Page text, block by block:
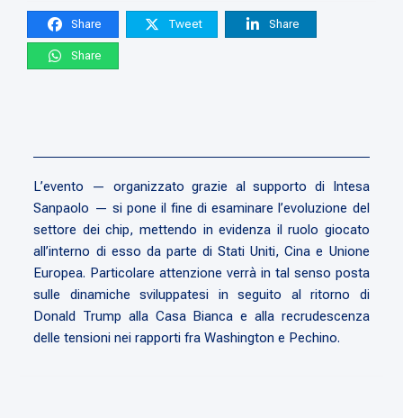
Share Tweet Share
Share
L’evento — organizzato grazie al supporto di Intesa
Sanpaolo — si pone il fine di esaminare l’evoluzione del
settore dei chip, mettendo in evidenza il ruolo giocato
all’interno di esso da parte di Stati Uniti, Cina e Unione
Europea. Particolare attenzione verrà in tal senso posta
sulle dinamiche sviluppatesi in seguito al ritorno di
Donald Trump alla Casa Bianca e alla recrudescenza
delle tensioni nei rapporti fra Washington e Pechino.